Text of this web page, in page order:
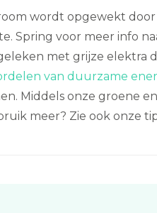
wordt opgewekt
Spring voor meer info
met grijze elektra
van duurzame
Middels onze groene
meer? Zie ook onze